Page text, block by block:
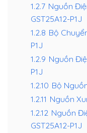
1.2.7 Nguồn
GST25A12-P1J
1.2.8 Bộ
P1J
1.2.9 Nguồn
P1J
1.2.10 Bộ
1.2.11 Nguồn
1.2.12 Nguồn
GST25A12-P1J